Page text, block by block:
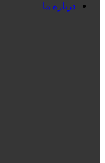
درباره ما